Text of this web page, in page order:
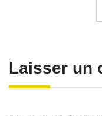
Laisser un